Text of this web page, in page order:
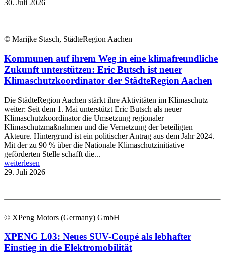
30. Juli 2026
© Marijke Stasch, StädteRegion Aachen
Kommunen auf ihrem Weg in eine klimafreundliche
Zukunft unterstützen: Eric Butsch ist neuer
Klimaschutzkoordinator der StädteRegion Aachen
Die StädteRegion Aachen stärkt ihre Aktivitäten im Klimaschutz
weiter: Seit dem 1. Mai unterstützt Eric Butsch als neuer
Klimaschutzkoordinator die Umsetzung regionaler
Klimaschutzmaßnahmen und die Vernetzung der beteiligten
Akteure. Hintergrund ist ein politischer Antrag aus dem Jahr 2024.
Mit der zu 90 % über die Nationale Klimaschutzinitiative
geförderten Stelle schafft die...
weiterlesen
29. Juli 2026
© XPeng Motors (Germany) GmbH
XPENG L03: Neues SUV-Coupé als lebhafter
Einstieg in die Elektromobilität